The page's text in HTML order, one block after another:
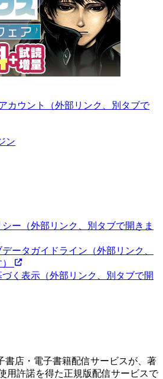
カウント
（外部リンク、別タブで
ン
シー （外部リンク、別タブで開きま
ータガイドライン （外部リンク、
づく表示 （外部リンク、別タブで開
書店・電子書籍配信サービスが、著
用許諾を得た正規版配信サービスで